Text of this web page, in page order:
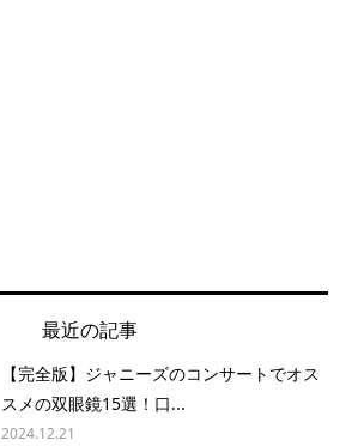
最近の記事
【完全版】ジャニーズのコンサートでオス
スメの双眼鏡15選！口...
2024.12.21